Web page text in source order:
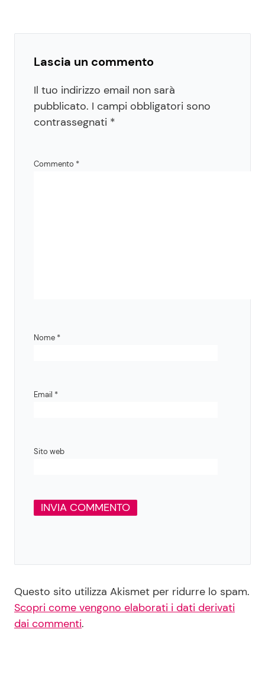
Lascia un commento
Il tuo indirizzo email non sarà
pubblicato. I campi obbligatori sono
contrassegnati *
Commento *
Nome *
Email *
Sito web
Questo sito utilizza Akismet per ridurre lo spam.
Scopri come vengono elaborati i dati derivati
dai commenti.